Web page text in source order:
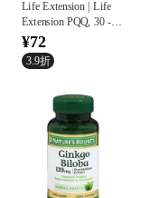
Life Extension | Life
Extension PQQ, 30 -
20 mg (20 mg, 30
capsules, Vegetarian)
¥72
3.9折